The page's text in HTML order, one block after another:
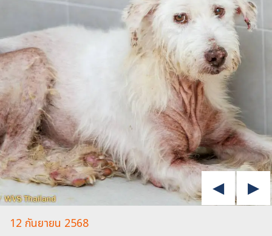
12 กันยายน 2568